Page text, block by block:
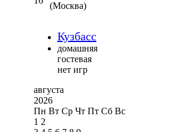
(Москва)
Кузбасс
домашняя
гостевая
нет игр
августа
2026
Пн Вт Ср Чт Пт Сб Вс
1 2